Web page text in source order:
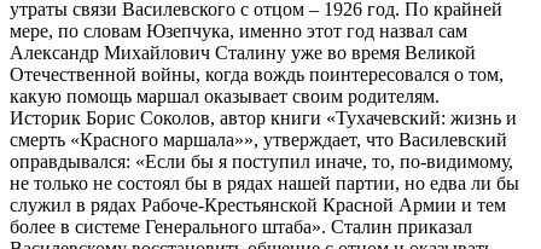
утраты связи Василевского с отцом – 1926 год. По крайней
мере, по словам Юзепчука, именно этот год назвал сам
Александр Михайлович Сталину уже во время Великой
Отечественной войны, когда вождь поинтересовался о том,
какую помощь маршал оказывает своим родителям.
Историк Борис Соколов, автор книги «Тухачевский: жизнь и
смерть «Красного маршала»», утверждает, что Василевский
оправдывался: «Если бы я поступил иначе, то, по-видимому,
не только не состоял бы в рядах нашей партии, но едва ли бы
служил в рядах Рабоче-Крестьянской Красной Армии и тем
более в системе Генерального штаба». Сталин приказал